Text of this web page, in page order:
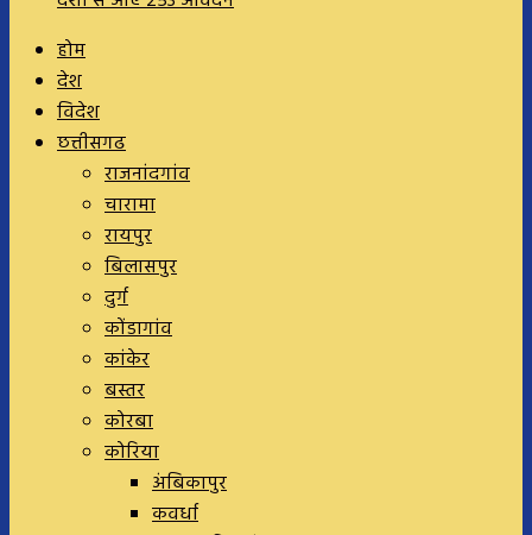
होम
देश
विदेश
छत्तीसगढ
राजनांदगांव
चारामा
रायपुर
बिलासपुर
दुर्ग
कोंडागांव
कांकेर
बस्तर
कोरबा
कोरिया
अंबिकापुर
कवर्धा